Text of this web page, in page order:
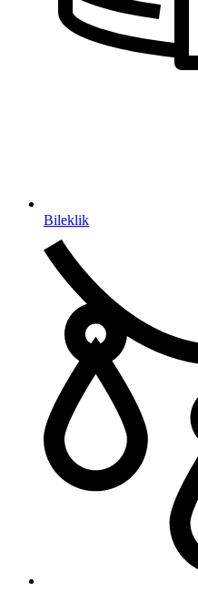
Bileklik